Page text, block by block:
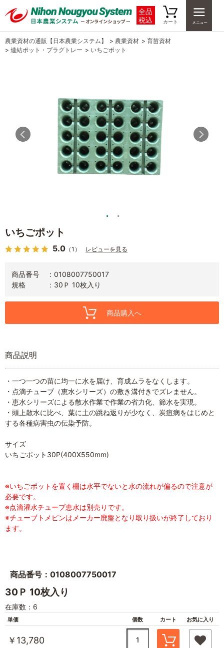
全品
税込
カート
農業資材の通販【日本農業システム】 > 農業資材 > 育苗資材
> 連結ポット・プラグトレー > いちごポット
いちごポット
5.0 （1） レビューを見る
商品番号
0108007750017
規格
30Ｐ 10枚入り
商品購入へ
商品説明
・一つ一つの苗に均一に水を届け、育成ムラをなくします。
・点滴チューブ（恵水シリーズ）の敷き溝付きでズレません。
・恵水シリーズによる散水作業で作業の省力化、節水を実現。
・頭上散水に比べ、葉に土の跳ね返りが少なく、炭疽病をはじめと
する各種病害虫の伝染予防。
サイズ
いちごポット30P(400X550mm)
※いちごポットを置く棚は水平でないと水の流れが偏るので注意が
必要です。
※点滴灌水チューブ恵水は別売りです。
※チューブトメピンはメーカー廃盤となり取り扱いが終了しており
ます。
商品番号：0108007750017
30Ｐ 10枚入り
在庫数：6
単価 個数 カート お気に入り
￥13,780